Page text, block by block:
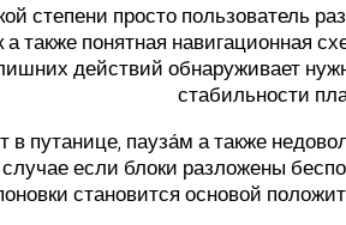
степени просто пользователь
а также понятная
действий обнаруживает
стабильности
в путанице, пауза́м а также
если блоки разложены
становится основой